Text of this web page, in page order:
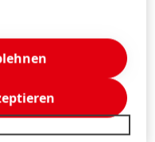
Romania,